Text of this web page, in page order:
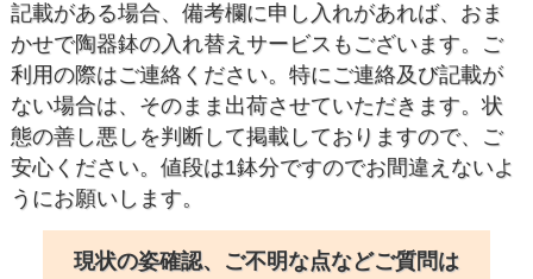
記載がある場合、備考欄に申し入れがあれば、おま
かせで陶器鉢の入れ替えサービスもございます。ご
利用の際はご連絡ください。特にご連絡及び記載が
ない場合は、そのまま出荷させていただきます。状
態の善し悪しを判断して掲載しておりますので、ご
安心ください。値段は1鉢分ですのでお間違えないよ
うにお願いします。
現状の姿確認、ご不明な点などご質問は